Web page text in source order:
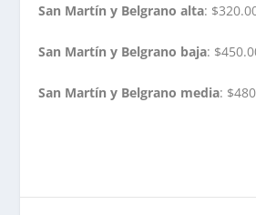
San Martín y Belgrano alta:
San Martín y Belgrano baja:
San Martín y Belgrano media: